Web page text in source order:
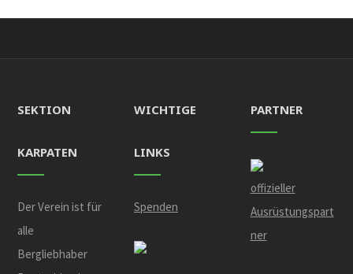
SEKTION
KARPATEN
Der Verein ist für
alle
Bergliebhaber
WICHTIGE
LINKS
Spenden
PARTNER
offizieller
Ausrüstungspart
ner